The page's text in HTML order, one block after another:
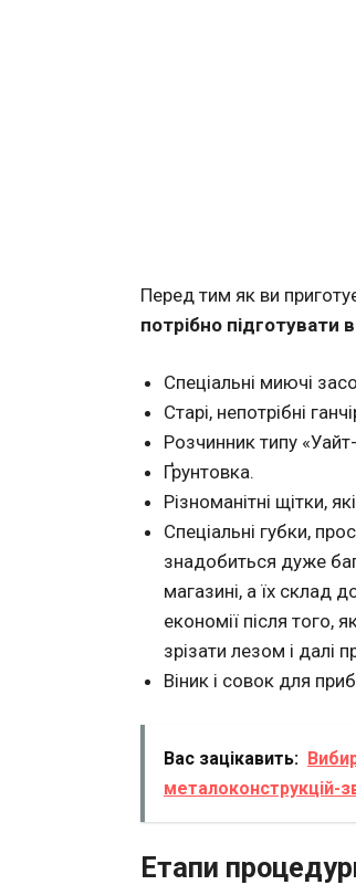
Перед тим як ви
потрібно підготувати
Спеціальні миючі
Старі, непотрібні
Розчинник типу
Ґрунтовка.
Різноманітні щітки,
Спеціальні губки,
знадобиться дуже
магазині, а їх склад
економії після того,
зрізати лезом і далі
Віник і совок для
Вас зацікавить:
металоконструкцій-
Етапи